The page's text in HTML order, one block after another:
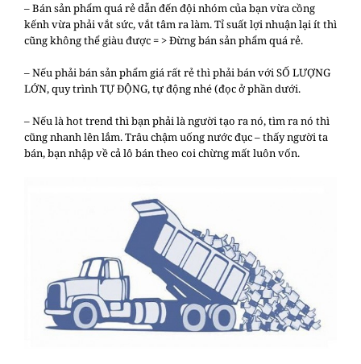
– Bán sản phẩm quá rẻ dẫn đến đội nhóm của bạn vừa cồng
kếnh vừa phải vắt sức, vắt tâm ra làm. Tỉ suất lợi nhuận lại ít thì
cũng không thể giàu được = > Đừng bán sản phẩm quá rẻ.
– Nếu phải bán sản phẩm giá rất rẻ thì phải bán với SỐ LƯỢNG
LỚN, quy trình TỰ ĐỘNG, tự động nhé (đọc ở phần dưới.
– Nếu là hot trend thì bạn phải là người tạo ra nó, tìm ra nó thì
cũng nhanh lên lắm. Trâu chậm uống nước đục – thấy người ta
bán, bạn nhập về cả lô bán theo coi chừng mất luôn vốn.